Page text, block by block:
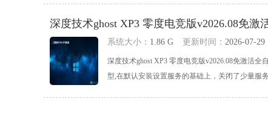
深度技术ghost XP3 零度电竞版v2026.08免激
系统大小： 1.86 G 更新时间： 2026-07-29
深度技术ghost XP3 零度电竞版v2026.08免激活
型,在默认安装设置服务的基础上，关闭了少量服